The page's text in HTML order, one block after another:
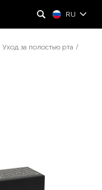
RU
Уход за полостью рта /